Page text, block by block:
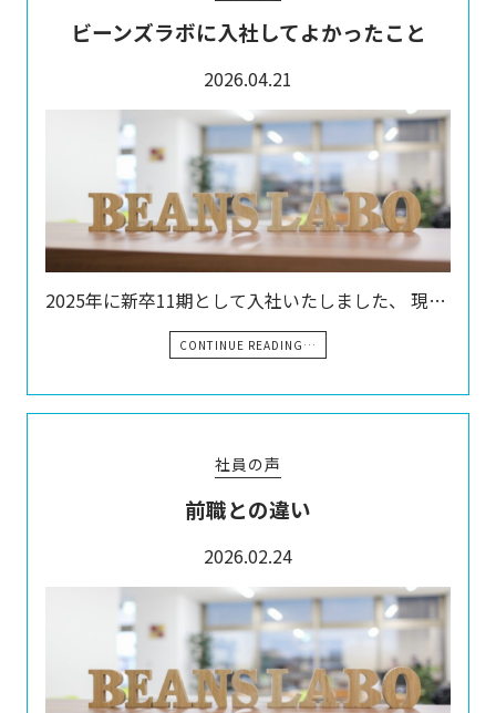
ビーンズラボに入社してよかったこと
2026.04.21
2025年に新卒11期として入社いたしました、 現…
CONTINUE READING…
社員の声
前職との違い
2026.02.24